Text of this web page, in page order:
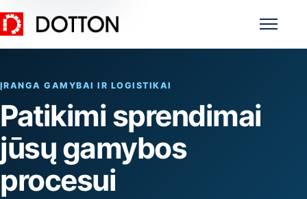
ĮRANGA GAMYBAI IR LOGISTIKAI
Patikimi sprendimai
jūsų gamybos
procesui